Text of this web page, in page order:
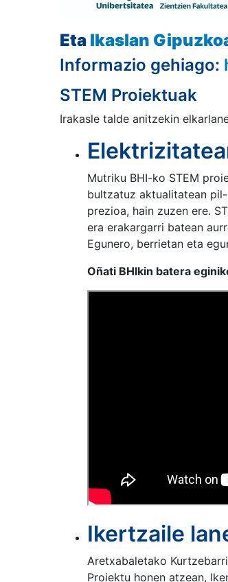
Eta Ikaslan
Informazio gehiago:
STEM Proiektuak
Irakasle talde anitzekin
Mutriku BHI-ko STEM
bultzatuz aktualitatean
prezioa, hain zuzen ere.
era erakargarri batean
Egunero, berrietan eta
Oñati BHIkin batera
Ikertzaile
Aretxabaletako
Proiektu honen atzean,